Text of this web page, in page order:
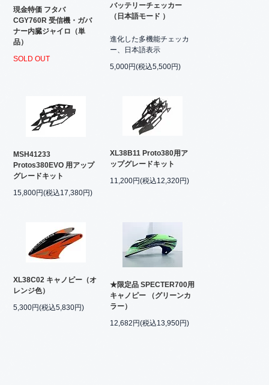
現金特価 フタバ
CGY760R 受信機・ガバ
ナー内臓ジャイロ（単
品）
SOLD OUT
バッテリーチェッカー
（日本語モード ）
進化した多機能チェッカ
ー、日本語表示
5,000円(税込5,500円)
MSH41233
Protos380EVO 用アップ
グレードキット
15,800円(税込17,380円)
XL38B11 Proto380用ア
ップグレードキット
11,200円(税込12,320円)
XL38C02 キャノピー（オ
レンジ色）
5,300円(税込5,830円)
★限定品 SPECTER700用
キャノピー （グリーンカ
ラー）
12,682円(税込13,950円)